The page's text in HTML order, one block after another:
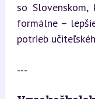
so
formálne –
potrieb
---